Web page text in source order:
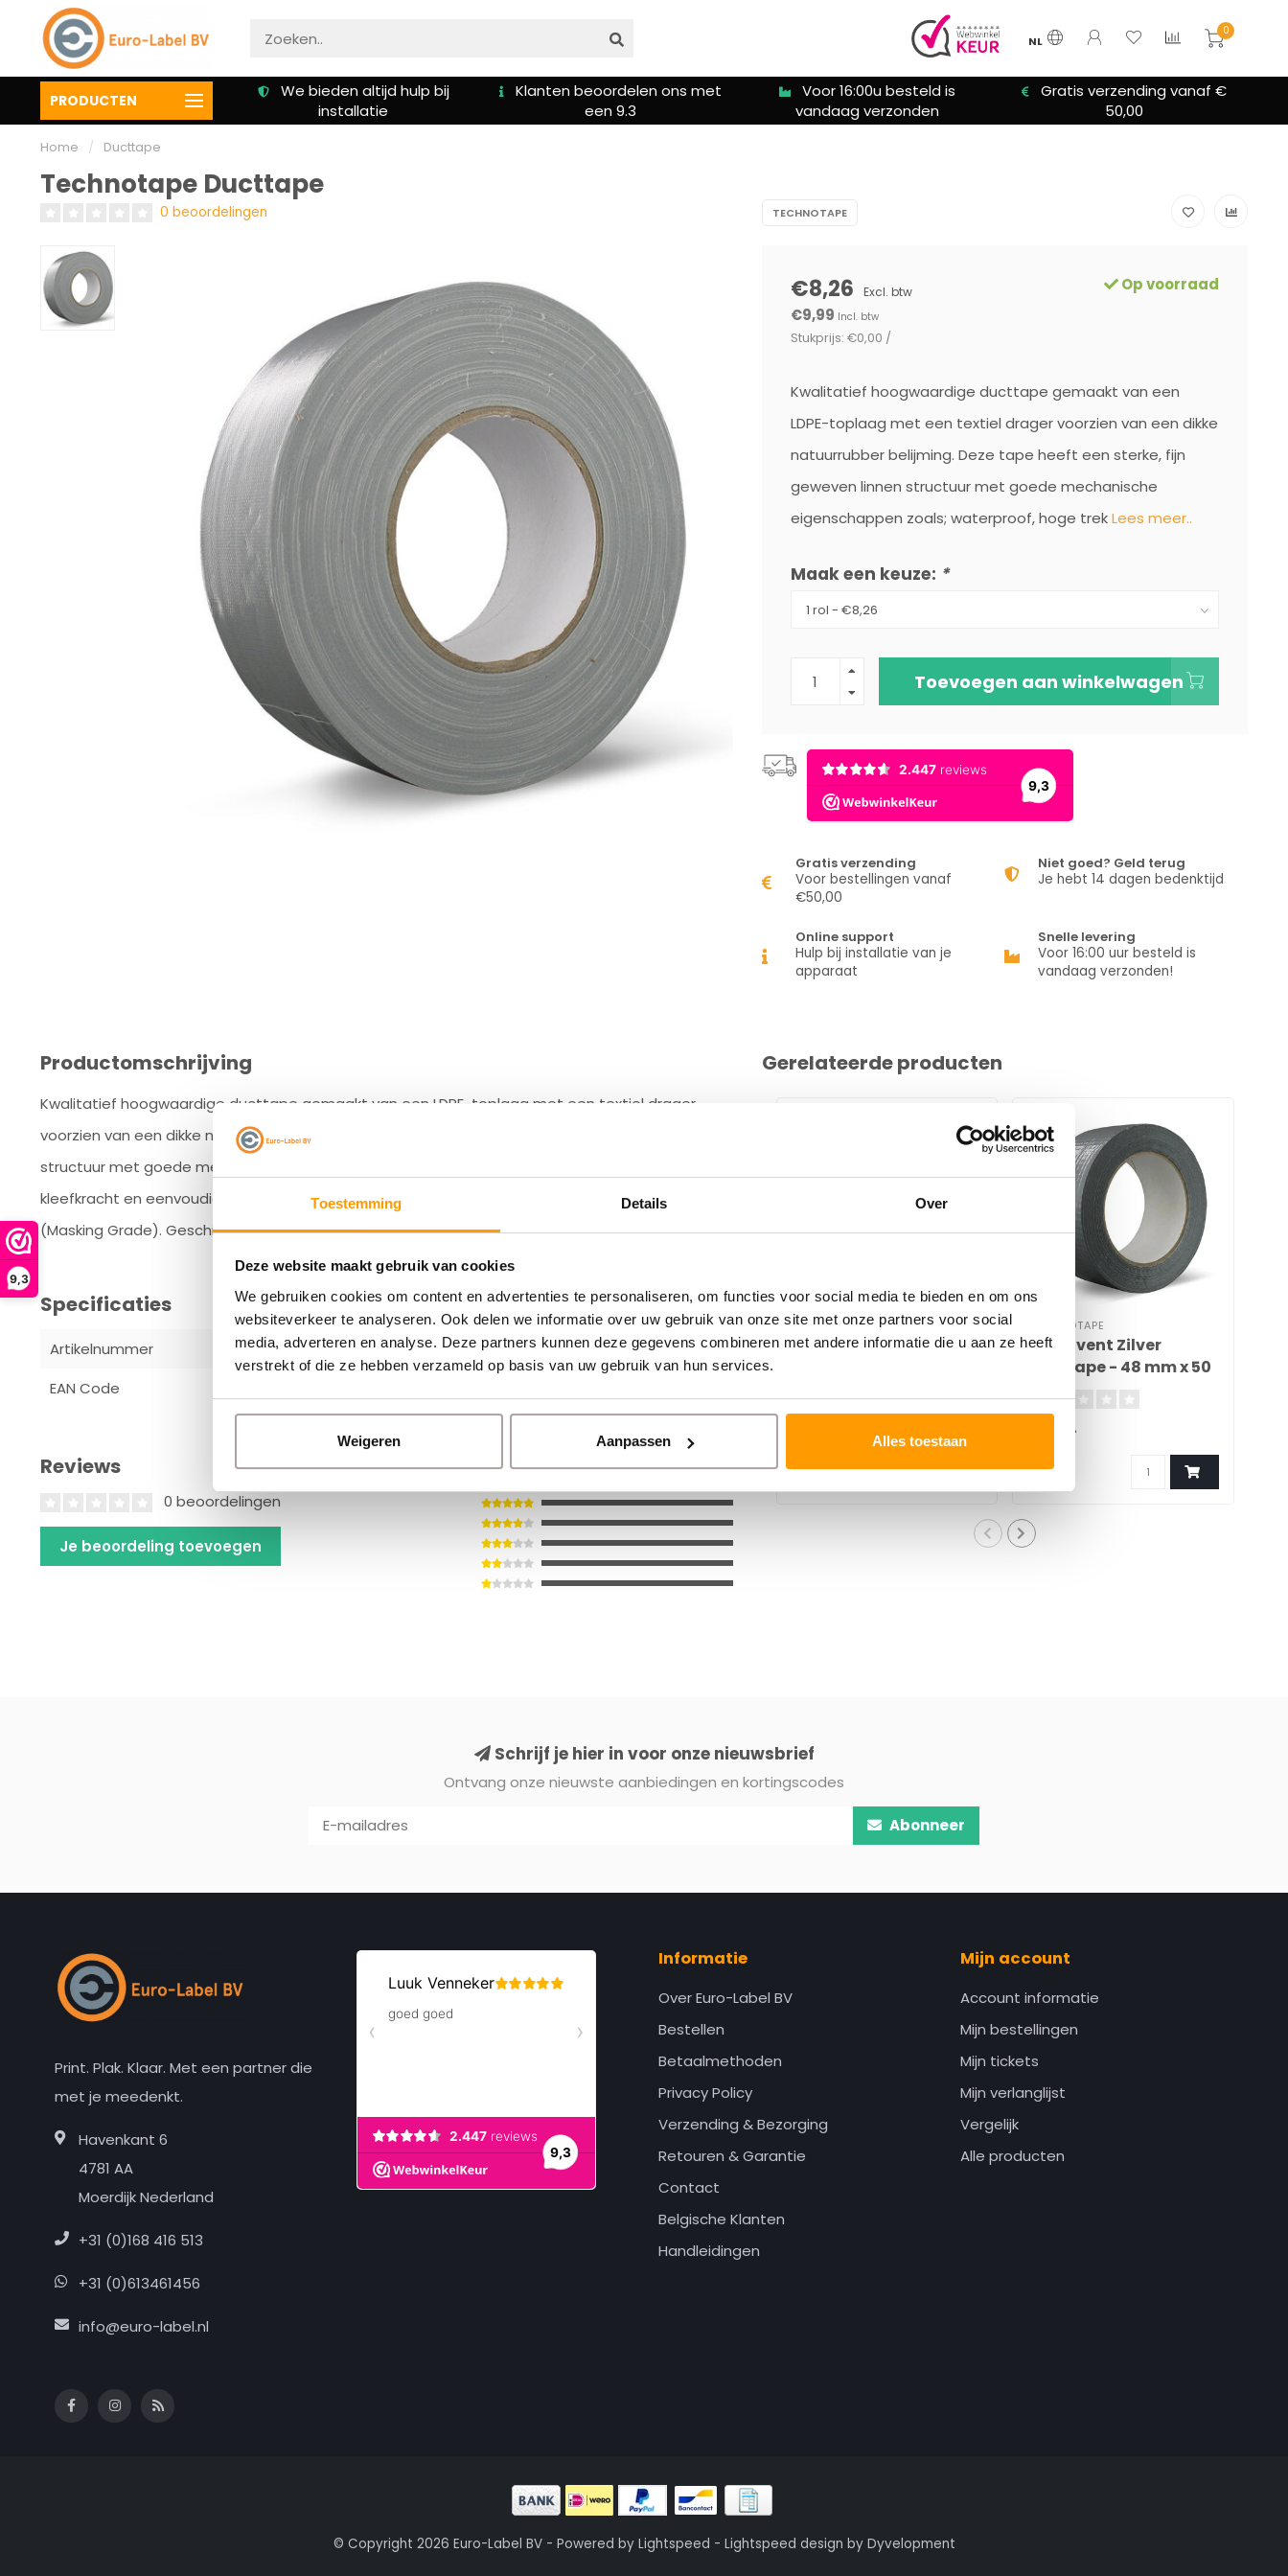
Toestemming Details Over
Deze website maakt gebruik van cookies
We gebruiken cookies om content en advertenties te personaliseren, om functies voor social media te bieden en om ons
websiteverkeer te analyseren. Ook delen we informatie over uw gebruik van onze site met onze partners voor social
media, adverteren en analyse. Deze partners kunnen deze gegevens combineren met andere informatie die u aan ze heeft
verstrekt of die ze hebben verzameld op basis van uw gebruik van hun services.
Weigeren Aanpassen Alles toestaan
9,3
NL
0
PRODUCTEN
Gratis verzending vanaf €
50,00
We bieden altijd hulp bij
installatie
Klanten beoordelen ons met
een 9.3
Voor 16:00u besteld is
vandaag verzonden
Gratis verzending vanaf €
50,00
Home / Ducttape
Technotape Ducttape
0 beoordelingen TECHNOTAPE
€8,26 Excl. btw
€9,99 Incl. btw
Op voorraad
Stukprijs: €0,00 /
Kwalitatief hoogwaardige ducttape gemaakt van een
LDPE-toplaag met een textiel drager voorzien van een dikke
natuurrubber belijming. Deze tape heeft een sterke, fijn
geweven linnen structuur met goede mechanische
eigenschappen zoals; waterproof, hoge trekLees meer..
Maak een keuze: *
Toevoegen aan winkelwagen
Gratis verzending
Voor bestellingen vanaf
€50,00
Niet goed? Geld terug
Je hebt 14 dagen bedenktijd
Online support
Hulp bij installatie van je
apparaat
Snelle levering
Voor 16:00 uur besteld is
vandaag verzonden!
Productomschrijving
Kwalitatief hoogwaardige ducttape gemaakt van een LDPE-toplaag met een textiel drager
voorzien van een dikke natuurrubber belijming. Deze tape heeft een sterke, fijn geweven linnen
structuur met goede mechanische eigenschappen zoals; waterproof, hoge treksterkte, goede
kleefkracht en eenvoudig handscheurbaar in de lengte- en breedterichting. UV-gestabiliseerd
(Masking Grade). Geschikt voor de professionele gebruiker.
Specificaties
Artikelnummer
TTA01385
EAN Code
Reviews
0 beoordelingen
Je beoordeling toevoegen
Gerelateerde producten
TECHNOTAPE
600 | UV - 50mm x 25m
TECHNOTAPE
311 Solvent Zilver
Ducttape - 48 mm x 50
€6,74
Schrijf je hier in voor onze nieuwsbrief
Ontvang onze nieuwste aanbiedingen en kortingscodes
Abonneer
Print. Plak. Klaar. Met een partner die
met je meedenkt.
Havenkant 6
4781 AA
Moerdijk Nederland
+31 (0)168 416 513
+31 (0)613461456
info@euro-label.nl
Informatie
Over Euro-Label BV
Bestellen
Betaalmethoden
Privacy Policy
Verzending & Bezorging
Retouren & Garantie
Contact
Belgische Klanten
Handleidingen
Mijn account
Account informatie
Mijn bestellingen
Mijn tickets
Mijn verlanglijst
Vergelijk
Alle producten
© Copyright 2026 Euro-Label BV - Powered by Lightspeed - Lightspeed design by Dyvelopment